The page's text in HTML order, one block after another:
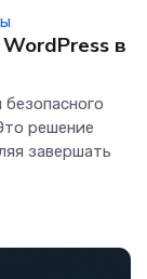
в
решение
завершать